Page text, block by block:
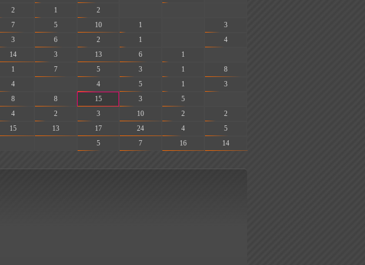
2 1 2
7 5 10 1
3
3 6 2 1
4
14 3 13 6 1
1 7 5 3 1
8
4 4 5 1
3
8 8 15 3 5
4 2 3 10 2
2
15 13 17 24 4
5
5 7 16 14